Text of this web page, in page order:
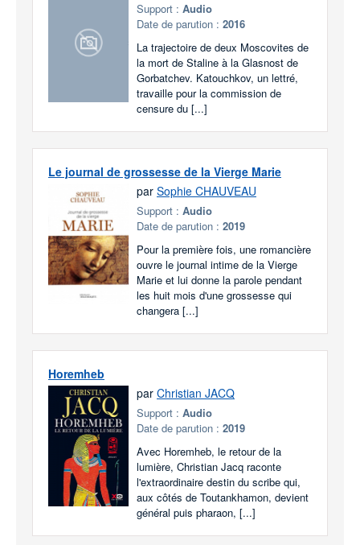
Support : Audio
Date de parution : 2016
La trajectoire de deux Moscovites de
la mort de Staline à la Glasnost de
Gorbatchev. Katouchkov, un lettré,
travaille pour la commission de
censure du [...]
Le journal de grossesse de la Vierge Marie
par Sophie CHAUVEAU
Support : Audio
Date de parution : 2019
Pour la première fois, une romancière
ouvre le journal intime de la Vierge
Marie et lui donne la parole pendant
les huit mois d'une grossesse qui
changera [...]
Horemheb
par Christian JACQ
Support : Audio
Date de parution : 2019
Avec Horemheb, le retour de la
lumière, Christian Jacq raconte
l'extraordinaire destin du scribe qui,
aux côtés de Toutankhamon, devient
général puis pharaon, [...]